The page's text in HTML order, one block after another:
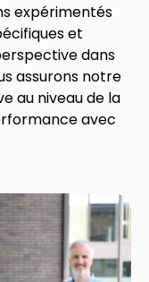
expérimentés
et
dans
assurons notre
au niveau de la
avec